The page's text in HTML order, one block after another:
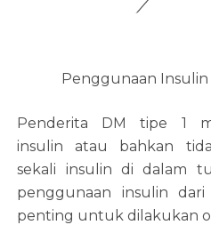
Penggunaan Insulin
Penderita DM tipe 1
insulin atau bahkan
sekali insulin di dalam
penggunaan insulin
penting untuk dilakukan